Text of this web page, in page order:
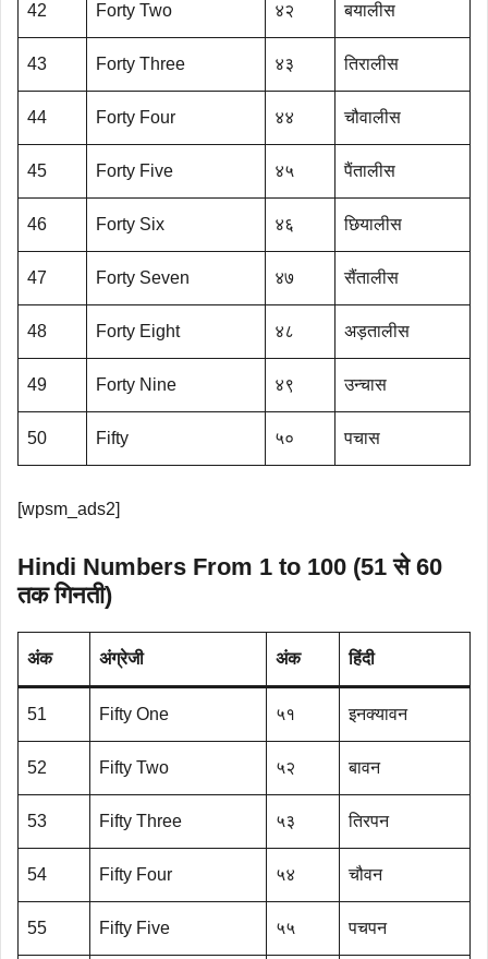
42 Forty Two ४२ बयालीस
43 Forty Three ४३ तिरालीस
44 Forty Four ४४ चौवालीस
45 Forty Five ४५ पैंतालीस
46 Forty Six ४६ छियालीस
47 Forty Seven ४७ सैंतालीस
48 Forty Eight ४८ अड़तालीस
49 Forty Nine ४९ उन्चास
50 Fifty ५० पचास
[wpsm_ads2]
Hindi Numbers From 1 to 100 (51 से 60
तक गिनती)
अंक अंग्रेजी अंक हिंदी
51 Fifty One ५१ इनक्यावन
52 Fifty Two ५२ बावन
53 Fifty Three ५३ तिरपन
54 Fifty Four ५४ चौवन
55 Fifty Five ५५ पचपन